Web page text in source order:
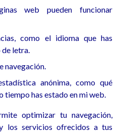
web pueden funcionar
como el idioma que has
de letra.
navegación.
anónima, como qué
tiempo has estado en mi web.
optimizar tu navegación,
los servicios ofrecidos a tus